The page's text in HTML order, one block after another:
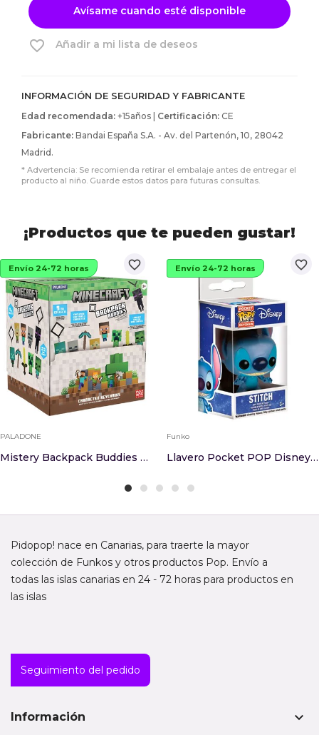
Avísame cuando esté disponible
favorite_border Añadir a mi lista de deseos
INFORMACIÓN DE SEGURIDAD Y FABRICANTE
Edad recomendada: +15años | Certificación: CE
Fabricante: Bandai España S.A. - Av. del Partenón, 10, 28042
Madrid.
* Advertencia: Se recomienda retirar el embalaje antes de entregar el
producto al niño. Guarde estos datos para futuras consultas.
¡Productos que te pueden gustar!
favorite_border
Envío 24-72 horas
PALADONE
Mistery Backpack Buddies Minecraft Surtido
favorite_border
Envío 24-72 horas
Funko
Llavero Pocket POP Disney Stitch
Pidopop! nace en Canarias, para traerte la mayor
colección de Funkos y otros productos Pop. Envío a
todas las islas canarias en 24 - 72 horas para productos en
las islas
Seguimiento del pedido
Información keyboard_arrow_down